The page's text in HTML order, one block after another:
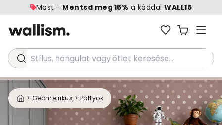
Most - Mentsd meg 15% a kóddalWALL15
Stílus, hangulat vagy ötlet keresése...
> Geometrikus > Pöttyök